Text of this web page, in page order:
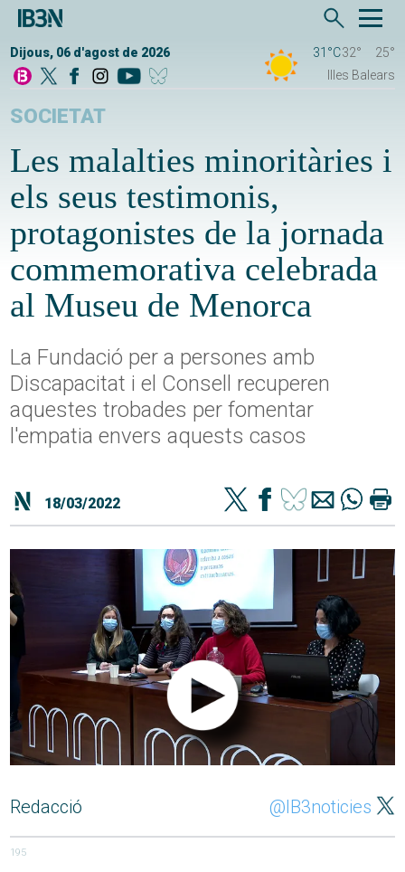
Dijous, 06 d'agost de 2026 31°C32°
25°
Illes Balears
SOCIETAT
Les malalties minoritàries i
els seus testimonis,
protagonistes de la jornada
commemorativa celebrada
al Museu de Menorca
La Fundació per a persones amb
Discapacitat i el Consell recuperen
aquestes trobades per fomentar
l'empatia envers aquests casos
18/03/2022
Redacció @IB3noticies
195